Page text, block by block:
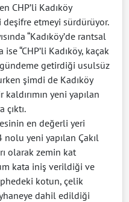
CHP’li Kadıköy
etmeyi sürdürüyor.
“Kadıköy’de rantsal
“CHP’li Kadıköy, kaçak
gündeme getirdiği usulsüz
şimdi de Kadıköy
yeni yapılan
en değerli yeri
yeni yapılan Çakıl
olarak zemin kat
kata iniş verildiği ve
kotun, çelik
dahil edildiği